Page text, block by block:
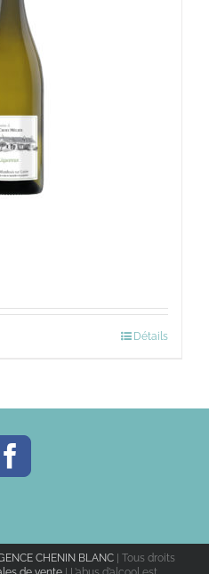
Détails
CHENIN BLANC | Tous droits